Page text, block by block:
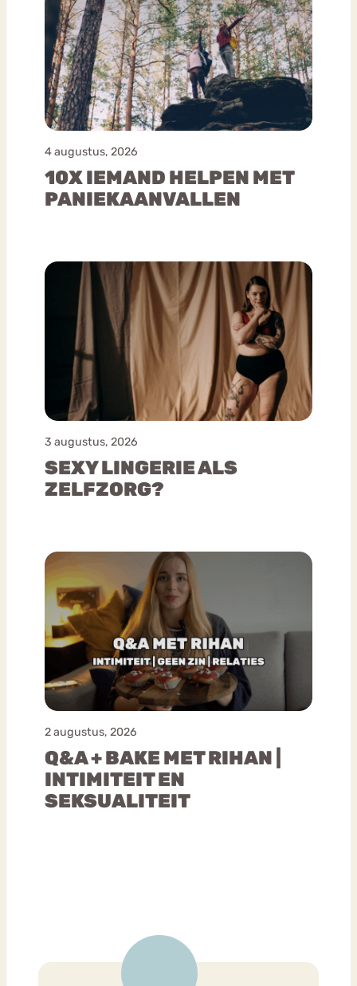
Kind & schuldgevoel
Rituelen
Ontkenning
Schuld
Tips van kids
Studerend
Zoon met…
Eetbuien
4 augustus, 2026
10X IEMAND HELPEN MET
PANIEKAANVALLEN
3 augustus, 2026
SEXY LINGERIE ALS
ZELFZORG?
2 augustus, 2026
Q&A + BAKE MET RIHAN |
INTIMITEIT EN
SEKSUALITEIT